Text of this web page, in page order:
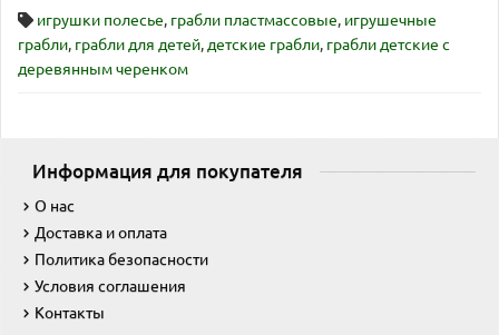
игрушки полесье, грабли пластмассовые, игрушечные
грабли, грабли для детей, детские грабли, грабли детские с
деревянным черенком
Информация для покупателя
О нас
Доставка и оплата
Политика безопасности
Условия соглашения
Контакты